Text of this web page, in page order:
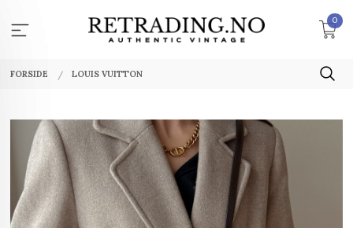
innholdet
0
FORSIDE LOUIS VUITTON